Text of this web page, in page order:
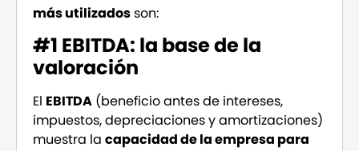
más utilizadosson:
#1 EBITDA: la base de la
valoración
El EBITDA (beneficio antes de intereses,
impuestos, depreciaciones y amortizaciones)
muestra la capacidad de la empresa para